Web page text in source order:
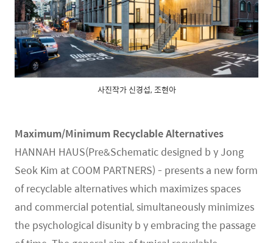
사진작가 신경섭, 조현아
Maximum/Minimum Recyclable Alternatives
HANNAH HAUS(Pre&Schematic designed b y Jong
Seok Kim at COOM PARTNERS) - presents a new form
of recyclable alternatives which maximizes spaces
and commercial potential, simultaneously minimizes
the psychological disunity b y embracing the passage